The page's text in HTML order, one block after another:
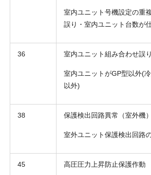
室内ユニット号機設定の重
誤り・室内ユニット台数が
36 室内ユニット組み合わせ誤り
室内ユニットがGP型以外(
以外)
38 保護検出回路異常（室外機）
室外ユニット保護検出回路
45 高圧圧力上昇防止保護作動